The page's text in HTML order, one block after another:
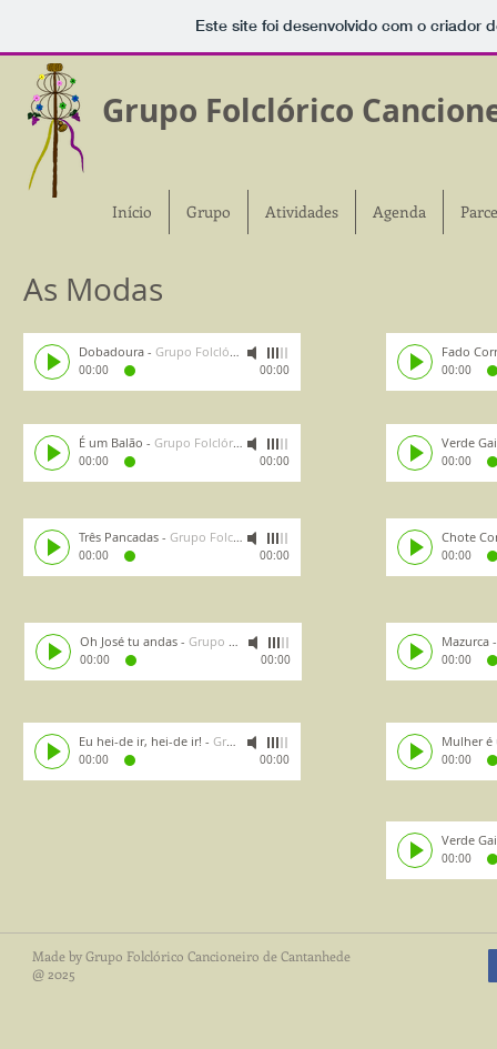
Este site foi desenvolvido com o criador
Grupo Folclórico
Início Grupo Atividades Agenda
As Modas
Dobadoura - Grupo Folclórico Cancioneiro de Cantanhede
00:00 00:00
Fado
00:00
É um Balão - Grupo Folclórico Cancioneiro de Cantanhede
00:00 00:00
Verde
00:00
Três Pancadas - Grupo Folclórico Cancioneiro de Cantanhede
00:00 00:00
Chote
00:00
Oh José tu andas - Grupo Folclórico Cancioneiro de Cantanhede
00:00 00:00
Mazurca
00:00
Eu hei-de ir, hei-de ir! - Grupo Folclórico Cancioneiro de Cantanhede
00:00 00:00
Mulher é
00:00
Verde
00:00
Made by Grupo Folclórico Cancioneiro de Cantanhede
@ 2025